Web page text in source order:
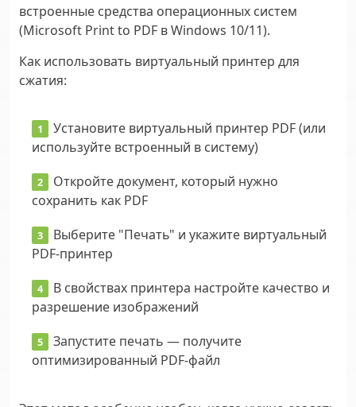
встроенные средства операционных систем
(Microsoft Print to PDF в Windows 10/11).
Как использовать виртуальный принтер для
сжатия:
Установите виртуальный принтер PDF (или
используйте встроенный в систему)
Откройте документ, который нужно
сохранить как PDF
Выберите "Печать" и укажите виртуальный
PDF-принтер
В свойствах принтера настройте качество и
разрешение изображений
Запустите печать — получите
оптимизированный PDF-файл